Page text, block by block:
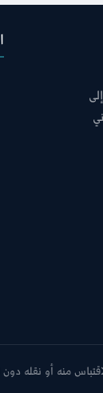
منه أو نقله دون